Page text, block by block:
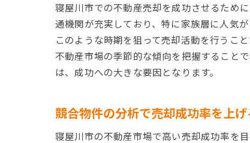
寝屋川市での不動産売却を成功させるため
通機関が充実しており、特に家族層に人気
このような時期を狙って売却活動を行うこ
不動産市場の季節的な傾向を把握すること
は、成功への大きな要因となります。
競合物件の分析で売却成功率を上
寝屋川市の不動産市場で高い売却成功率を